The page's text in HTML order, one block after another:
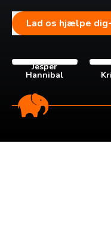
Lad os hjælpe dig
Jesper
Hannibal